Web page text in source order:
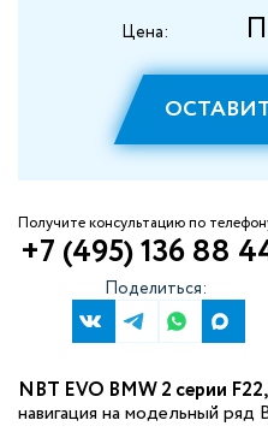
Цена:
Получите консультацию по
+7 (495) 136 88
Поделиться:
NBT EVO BMW 2 серии
навигация на модельный ряд